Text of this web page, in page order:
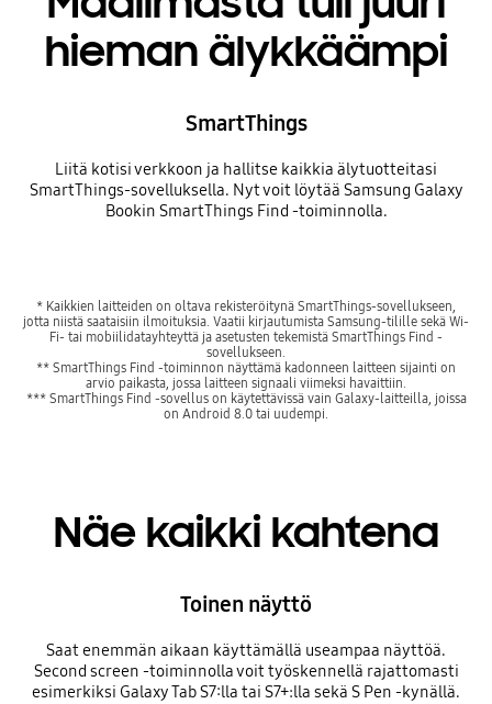
hieman älykkäämpi
SmartThings
Liitä kotisi verkkoon ja hallitse kaikkia älytuotteitasi
SmartThings-sovelluksella. Nyt voit löytää Samsung Galaxy
Bookin SmartThings Find -toiminnolla.
* Kaikkien laitteiden on oltava rekisteröitynä SmartThings-sovellukseen,
jotta niistä saataisiin ilmoituksia. Vaatii kirjautumista Samsung-tilille sekä Wi-
Fi- tai mobiilidatayhteyttä ja asetusten tekemistä SmartThings Find -
sovellukseen.
** SmartThings Find -toiminnon näyttämä kadonneen laitteen sijainti on
arvio paikasta, jossa laitteen signaali viimeksi havaittiin.
*** SmartThings Find -sovellus on käytettävissä vain Galaxy-laitteilla, joissa
on Android 8.0 tai uudempi.
Näe kaikki kahtena
Toinen näyttö
Saat enemmän aikaan käyttämällä useampaa näyttöä.
Second screen -toiminnolla voit työskennellä rajattomasti
esimerkiksi Galaxy Tab S7:lla tai S7+:lla sekä S Pen -kynällä.